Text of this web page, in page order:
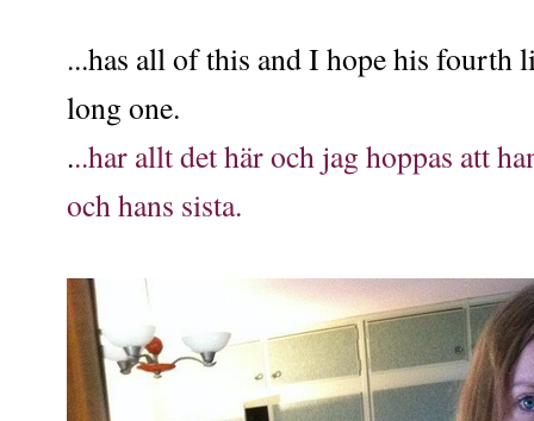
...has all of this and I hope his fourth
long one.
...har allt det här och jag hoppas att
och hans sista.